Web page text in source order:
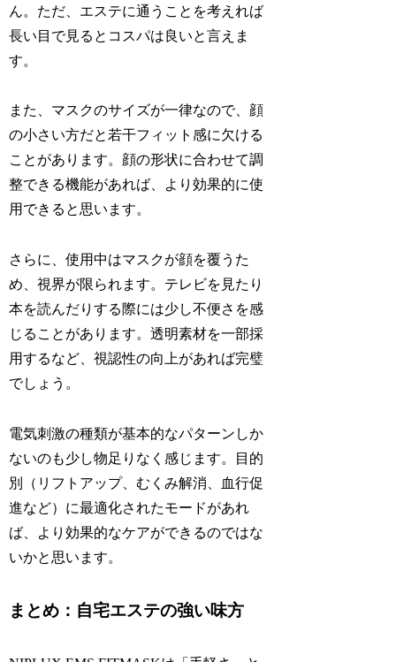
ん。ただ、エステに通うことを考えれば
長い目で見るとコスパは良いと言えま
す。
また、マスクのサイズが一律なので、顔
の小さい方だと若干フィット感に欠ける
ことがあります。顔の形状に合わせて調
整できる機能があれば、より効果的に使
用できると思います。
さらに、使用中はマスクが顔を覆うた
め、視界が限られます。テレビを見たり
本を読んだりする際には少し不便さを感
じることがあります。透明素材を一部採
用するなど、視認性の向上があれば完璧
でしょう。
電気刺激の種類が基本的なパターンしか
ないのも少し物足りなく感じます。目的
別（リフトアップ、むくみ解消、血行促
進など）に最適化されたモードがあれ
ば、より効果的なケアができるのではな
いかと思います。
まとめ：自宅エステの強い味方